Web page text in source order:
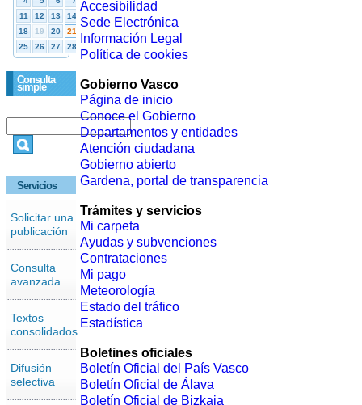
Consulta
simple
Servicios
Solicitar una
publicación
Consulta
avanzada
Textos
consolidados
Difusión
selectiva
Accesibilidad
Sede Electrónica
Información Legal
Política de cookies
Gobierno Vasco
Página de inicio
Conoce el Gobierno
Departamentos y entidades
Atención ciudadana
Gobierno abierto
Gardena, portal de transparencia
Trámites y servicios
Mi carpeta
Ayudas y subvenciones
Contrataciones
Mi pago
Meteorología
Estado del tráfico
Estadística
Boletines oficiales
Boletín Oficial del País Vasco
Boletín Oficial de Álava
Boletín Oficial de Bizkaia